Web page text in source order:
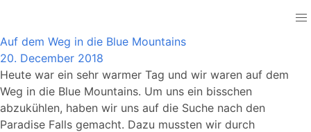
Auf dem Weg in die Blue Mountains
20. December 2018
Heute war ein sehr warmer Tag und wir waren auf dem
Weg in die Blue Mountains. Um uns ein bisschen
abzukühlen, haben wir uns auf die Suche nach den
Paradise Falls gemacht. Dazu mussten wir durch